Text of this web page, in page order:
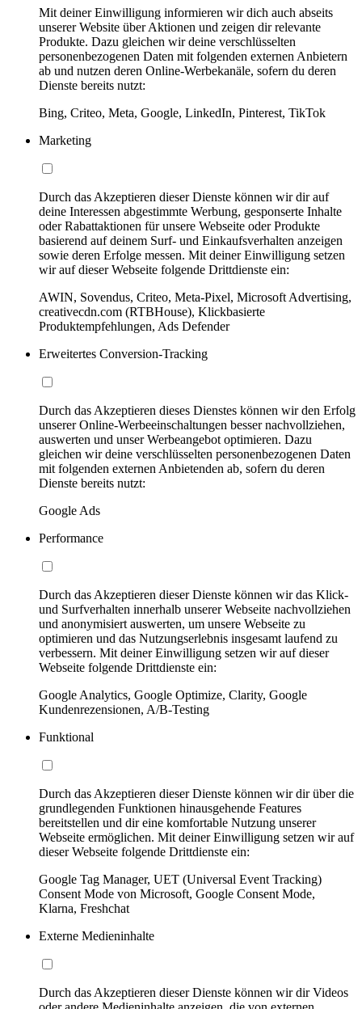
Mit deiner Einwilligung informieren wir dich auch abseits
unserer Website über Aktionen und zeigen dir relevante
Produkte. Dazu gleichen wir deine verschlüsselten
personenbezogenen Daten mit folgenden externen Anbietern
ab und nutzen deren Online-Werbekanäle, sofern du deren
Dienste bereits nutzt:
Bing, Criteo, Meta, Google, LinkedIn, Pinterest, TikTok
Marketing
Durch das Akzeptieren dieser Dienste können wir dir auf
deine Interessen abgestimmte Werbung, gesponserte Inhalte
oder Rabattaktionen für unsere Webseite oder Produkte
basierend auf deinem Surf- und Einkaufsverhalten anzeigen
sowie deren Erfolge messen. Mit deiner Einwilligung setzen
wir auf dieser Webseite folgende Drittdienste ein:
AWIN, Sovendus, Criteo, Meta-Pixel, Microsoft Advertising,
creativecdn.com (RTBHouse), Klickbasierte
Produktempfehlungen, Ads Defender
Erweitertes Conversion-Tracking
Durch das Akzeptieren dieses Dienstes können wir den Erfolg
unserer Online-Werbeeinschaltungen besser nachvollziehen,
auswerten und unser Werbeangebot optimieren. Dazu
gleichen wir deine verschlüsselten personenbezogenen Daten
mit folgenden externen Anbietenden ab, sofern du deren
Dienste bereits nutzt:
Google Ads
Performance
Durch das Akzeptieren dieser Dienste können wir das Klick-
und Surfverhalten innerhalb unserer Webseite nachvollziehen
und anonymisiert auswerten, um unsere Webseite zu
optimieren und das Nutzungserlebnis insgesamt laufend zu
verbessern. Mit deiner Einwilligung setzen wir auf dieser
Webseite folgende Drittdienste ein:
Google Analytics, Google Optimize, Clarity, Google
Kundenrezensionen, A/B-Testing
Funktional
Durch das Akzeptieren dieser Dienste können wir dir über die
grundlegenden Funktionen hinausgehende Features
bereitstellen und dir eine komfortable Nutzung unserer
Webseite ermöglichen. Mit deiner Einwilligung setzen wir auf
dieser Webseite folgende Drittdienste ein:
Google Tag Manager, UET (Universal Event Tracking)
Consent Mode von Microsoft, Google Consent Mode,
Klarna, Freshchat
Externe Medieninhalte
Durch das Akzeptieren dieser Dienste können wir dir Videos